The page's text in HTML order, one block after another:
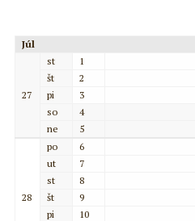
Júl
27
st
1
št
2
pi
3
so
4
ne
5
28
po
6
ut
7
st
8
št
9
pi
10